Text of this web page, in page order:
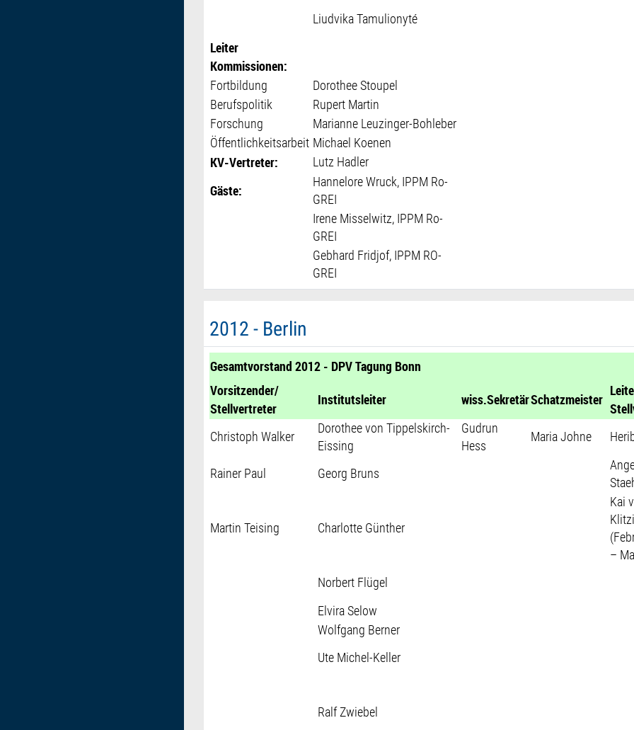
Liudvika Tamulionyté
Leiter
Kommissionen:
Fortbildung
Dorothee Stoupel
Berufspolitik
Rupert Martin
Forschung
Marianne Leuzinger-Bohleber
Öffentlichkeitsarbeit Michael Koenen
KV-Vertreter: Lutz Hadler
Gäste:
Hannelore Wruck, IPPM Ro-
GREI
Irene Misselwitz, IPPM Ro-
GREI
Gebhard Fridjof, IPPM RO-
GREI
2012 - Berlin
Gesamtvorstand 2012 - DPV Tagung Bonn
Vorsitzender/
Stellvertreter
Institutsleiter wiss.SekretärSchatzmeister
Christoph Walker
Dorothee von Tippelskirch-
Eissing
Gudrun
Hess
Maria Johne
Rainer Paul Georg Bruns
Martin Teising Charlotte Günther
Kai
–
Norbert Flügel
Elvira Selow
Wolfgang Berner
Ute Michel-Keller
Ralf Zwiebel